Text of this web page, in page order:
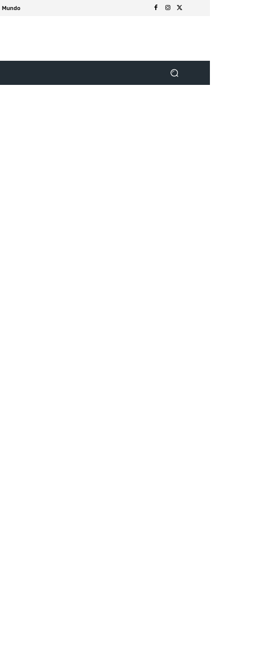
Mundo